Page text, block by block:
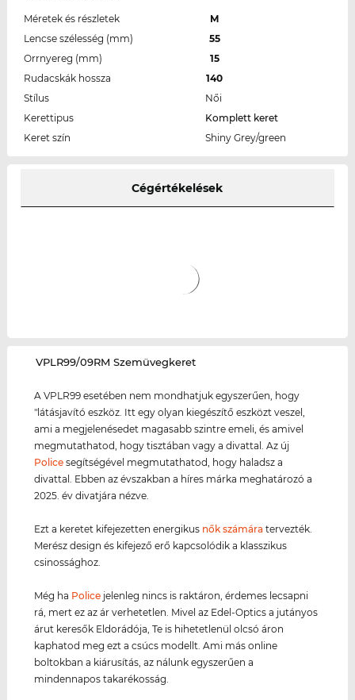
Méretek és részletek
M
Lencse szélesség (mm)
55
Orrnyereg (mm)
15
Rudacskák hossza
140
Stílus
Női
Kerettipus
Komplett keret
Keret szín
Shiny Grey/green
Cégértékelések
‌VPLR99/09RM Szemüvegkeret
A VPLR99 esetében nem mondhatjuk egyszerűen, hogy
"látásjavító eszköz. Itt egy olyan kiegészítő eszközt veszel,
ami a megjelenésedet magasabb szintre emeli, és amivel
megmutathatod, hogy tisztában vagy a divattal. Az új
Police segítségével megmutathatod, hogy haladsz a
divattal. Ebben az évszakban a híres márka meghatározó a
2025. év divatjára nézve.
Ezt a keretet kifejezetten energikus nők számára tervezték.
Merész design és kifejező erő kapcsolódik a klasszikus
csinossághoz.
Még ha Police jelenleg nincs is raktáron, érdemes lecsapni
rá, mert ez az ár verhetetlen. Mivel az Edel-Optics a jutányos
árut keresők Eldorádója, Te is hihetetlenül olcsó áron
kaphatod meg ezt a csúcs modellt. Ami más online
boltokban a kiárusítás, az nálunk egyszerűen a
mindennapos takarékosság.